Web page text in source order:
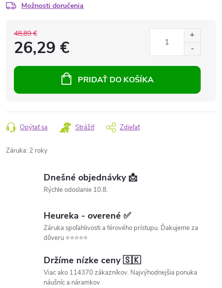
Možnosti doručenia
48,89 €
26,29 €
PRIDAŤ DO KOŠÍKA
Opýtať sa Strážiť Zdieľať
Záruka: 2 roky
Dnešné objednávky 📩
Rýchle odoslanie 10.8.
Heureka - overené ✅
Záruka spoľahlivosti a férového prístupu. Ďakujeme za
dôveru ⭐⭐⭐⭐⭐
Držíme nízke ceny 🇸🇰
Viac ako 114370 zákazníkov. Najvýhodnejšia ponuka
náušníc a náramkov